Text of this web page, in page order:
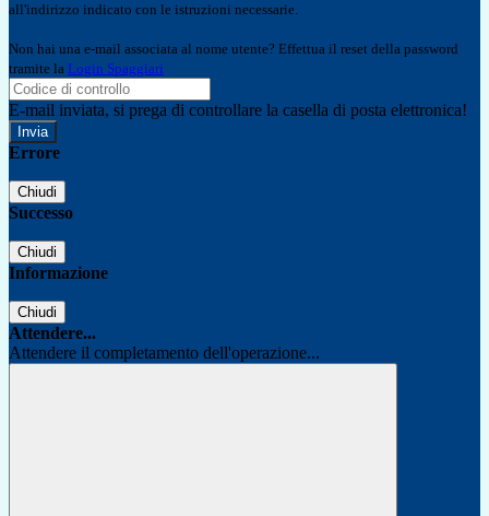
all'indirizzo indicato con le istruzioni necessarie.
Non hai una e-mail associata al nome utente? Effettua il reset della password
tramite la Login Spaggiari
E-mail inviata, si prega di controllare la casella di posta elettronica!
Errore
Chiudi
Successo
Chiudi
Informazione
Chiudi
Attendere...
Attendere il completamento dell'operazione...